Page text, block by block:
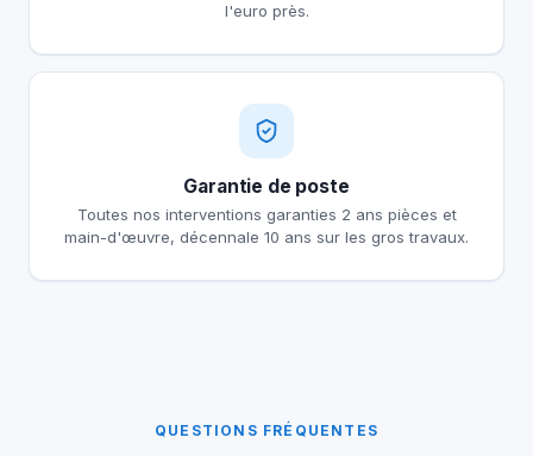
l'euro près.
Garantie de poste
Toutes nos interventions garanties 2 ans pièces et
main-d'œuvre, décennale 10 ans sur les gros travaux.
QUESTIONS FRÉQUENTES